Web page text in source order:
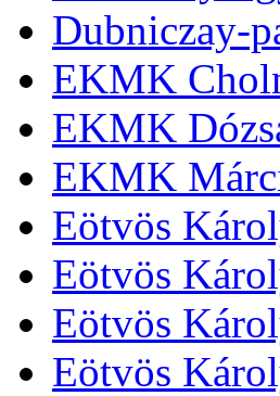
Dubniczay-
EKMK
EKMK
EKMK
Eötvös
Eötvös
Eötvös
Eötvös